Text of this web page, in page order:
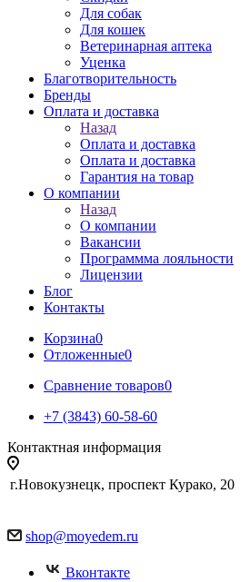
Для собак
Для кошек
Ветеринарная аптека
Уценка
Благотворительность
Бренды
Оплата и доставка
Назад
Оплата и доставка
Оплата и доставка
Гарантия на товар
О компании
Назад
О компании
Вакансии
Программма лояльности
Лицензии
Блог
Контакты
Корзина0
Отложенные0
Сравнение товаров0
+7 (3843) 60-58-60
Контактная информация
г.Новокузнецк, проспект Курако, 20
shop@moyedem.ru
Вконтакте